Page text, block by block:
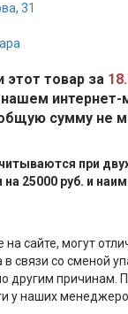
31
этот товар за
интернет-
сумму не
при
25000 руб. и
сайте, могут
связи со сменой
другим причинам.
у наших